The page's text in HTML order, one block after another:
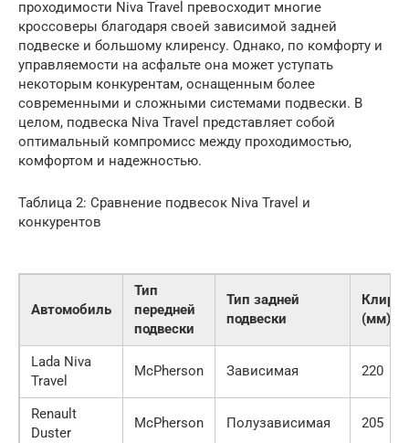
проходимости Niva Travel превосходит многие
кроссоверы благодаря своей зависимой задней
подвеске и большому клиренсу. Однако, по комфорту и
управляемости на асфальте она может уступать
некоторым конкурентам, оснащенным более
современными и сложными системами подвески. В
целом, подвеска Niva Travel представляет собой
оптимальный компромисс между проходимостью,
комфортом и надежностью.
Таблица 2: Сравнение подвесок Niva Travel и
конкурентов
Автомобиль
Тип
передней
подвески
Тип задней
подвески
(мм)
Lada Niva
Travel
McPherson Зависимая 220
Renault
Duster
McPherson Полузависимая 205